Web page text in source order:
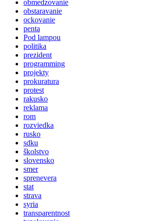
obmedzovanie
obstaravanie
ockovanie
penta
Pod lampou
politika
prezident
programming
projekty
prokuratura
protest
rakusko
reklama
rom
rozviedka
rusko
sdku
školstvo
slovensko
smer
sprenevera
stat
strava
syria
transparentnost